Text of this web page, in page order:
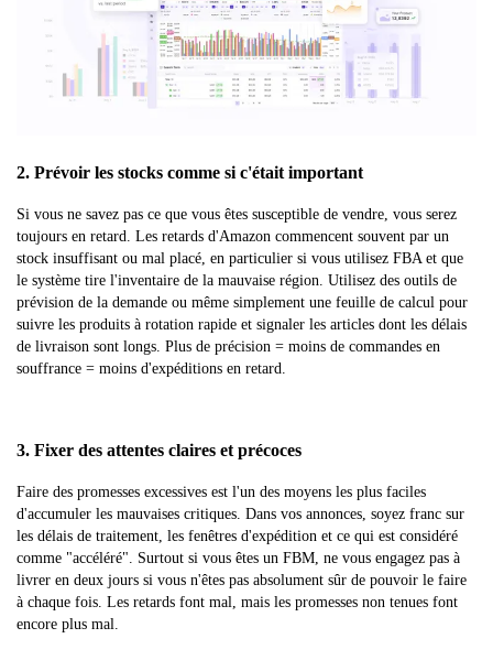
2. Prévoir les stocks comme si c'était important
Si vous ne savez pas ce que vous êtes susceptible de vendre, vous serez
toujours en retard. Les retards d'Amazon commencent souvent par un
stock insuffisant ou mal placé, en particulier si vous utilisez FBA et que
le système tire l'inventaire de la mauvaise région. Utilisez des outils de
prévision de la demande ou même simplement une feuille de calcul pour
suivre les produits à rotation rapide et signaler les articles dont les délais
de livraison sont longs. Plus de précision = moins de commandes en
souffrance = moins d'expéditions en retard.
3. Fixer des attentes claires et précoces
Faire des promesses excessives est l'un des moyens les plus faciles
d'accumuler les mauvaises critiques. Dans vos annonces, soyez franc sur
les délais de traitement, les fenêtres d'expédition et ce qui est considéré
comme "accéléré". Surtout si vous êtes un FBM, ne vous engagez pas à
livrer en deux jours si vous n'êtes pas absolument sûr de pouvoir le faire
à chaque fois. Les retards font mal, mais les promesses non tenues font
encore plus mal.